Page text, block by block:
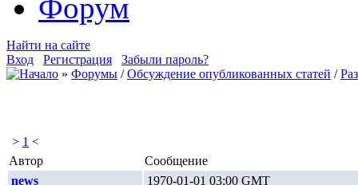
Форум
Найти на сайте
Вход
Регистрация
Забыли пароль?
» Форумы /Обсуждение опубликованных статей /
> 1 <
Автор
Сообщение
news
1970-01-01 03:00 GMT